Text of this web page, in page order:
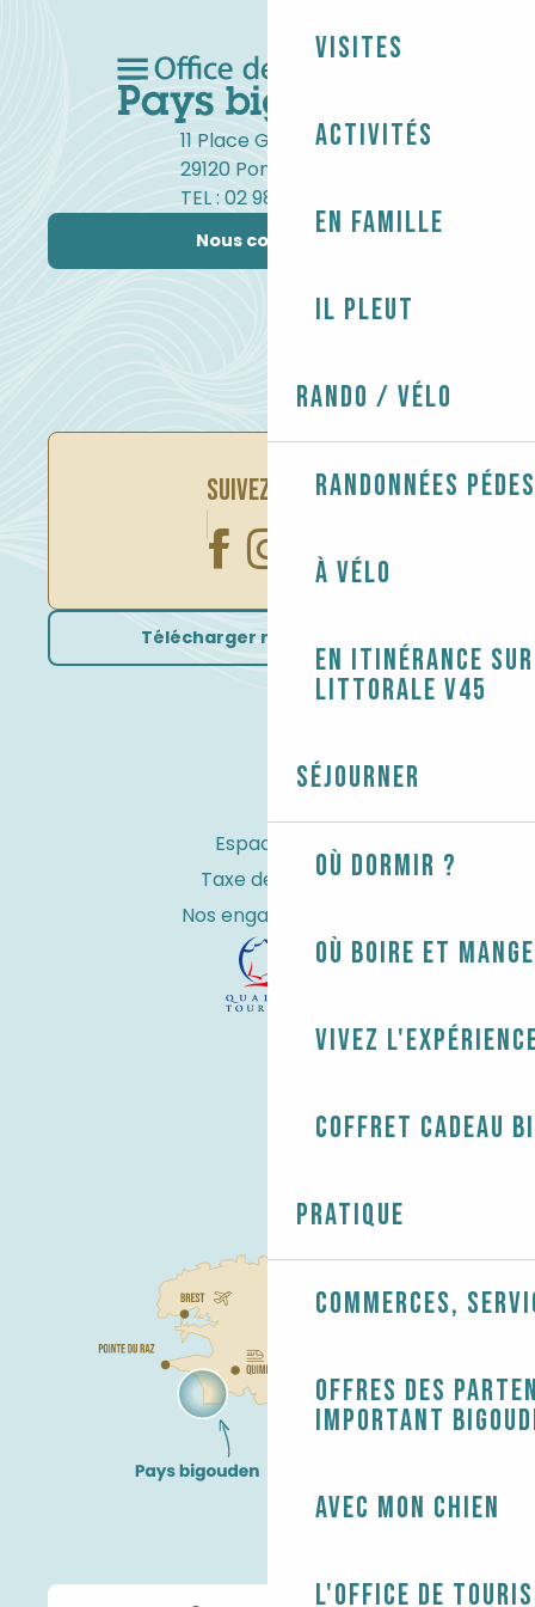
Visites
Activités
En famille
Il pleut
Rando / Vélo
Randonnées
À vélo
En itinérance
littorale V45
Séjourner
Où dormir ?
Où boire et
Vivez
Coffret cadeau
Pratique
Commerces,
Offres des
Important
Avec mon chien
L'Office de
11 Place Gambetta
29120 Pont-l'Abbé
TEL : 02 98 82 37 99
Nous contacter
SUIVEZ-NOUS
Télécharger nos brochures
Espace Pro
Taxe de séjour
Nos engagements